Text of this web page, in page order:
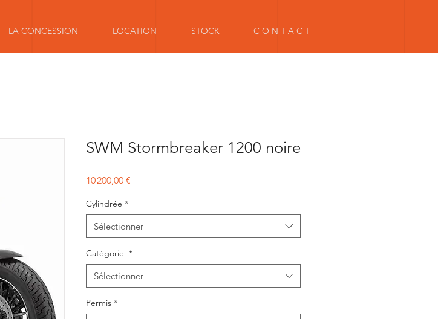
LA CONCESSION LOCATION STOCK C O N T A C T
SWM Stormbreaker 1200 noire
10 200,00 €
Cylindrée *
Sélectionner
Catégorie *
Sélectionner
Permis *